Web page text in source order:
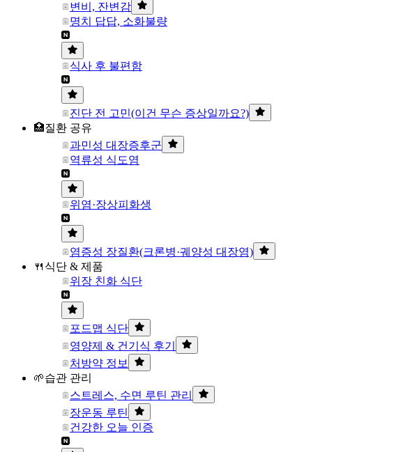
변비, 잔변감
명치 답답, 소화불량
식사 후 불편함
진단 전 고민(이건 무슨 증상일까요?)
🏥질환 공유
과민성 대장증후군
역류성 식도염
위염·장상피화생
염증성 장질환(크론병·궤양성 대장염)
🍴식단 & 제품
위장 친화 식단
포드맵 식단
영양제 & 건기식 후기
처방약 정보
🌱습관 관리
스트레스, 수면 루틴 관리
장운동 루틴
건강한 오늘 인증